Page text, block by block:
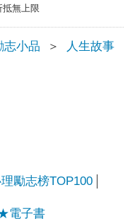
抵無上限
志小品 ＞ 人生故事
勵志榜TOP100
電子書